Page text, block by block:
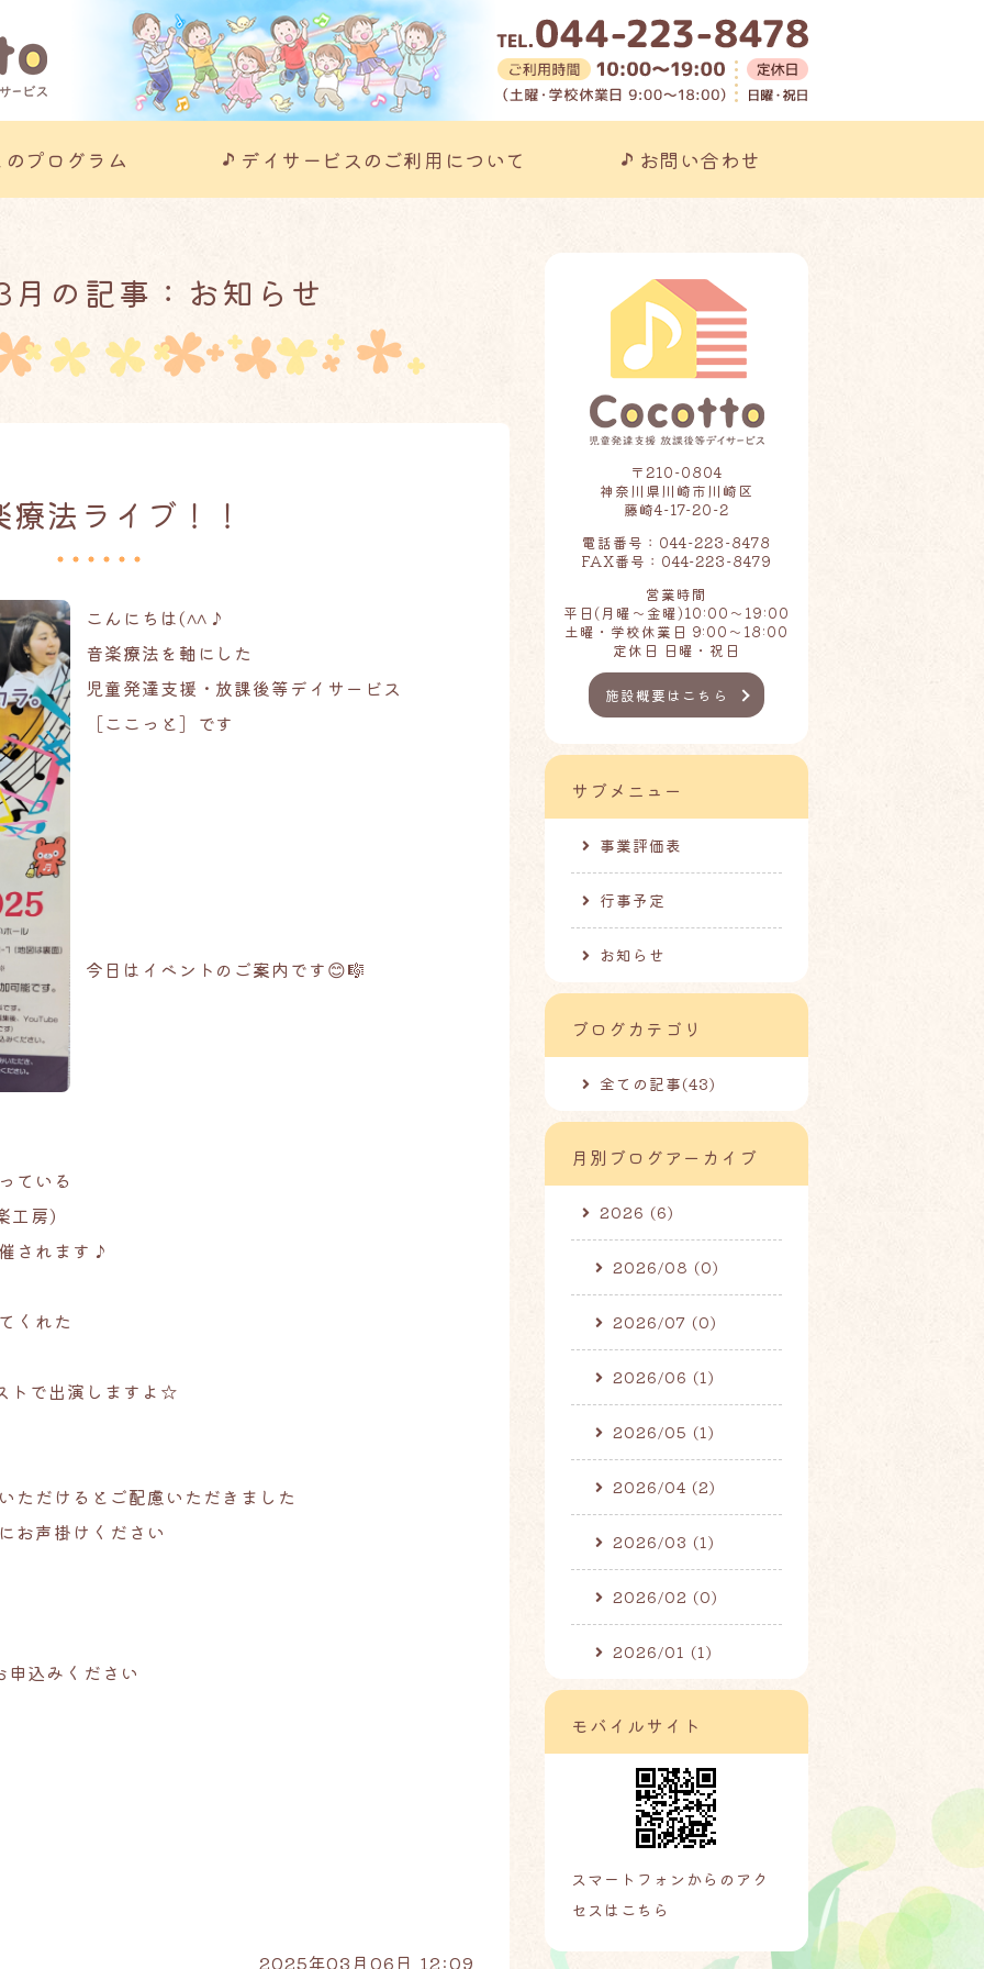
川崎市の児童発達支援事業所｜ここっと｜放課後等デイサービスも
プログラム デイサービスのご利用について お問い合わせ
の記事：お知らせ
療法ライブ！！
こんにちは(^^♪
音楽療法を軸にした
児童発達支援・放課後等デイサービス
［ここっと］です
今日はイベントのご案内です😊🎼
ている
工房)
されます♪
くれた
トで出演しますよ☆
ただけるとご配慮いただきました
お声掛けください
込みください
2025年03月06日 12:09
〒210-0804
神奈川県川崎市川崎区
藤崎4-17-20-2
電話番号：044-223-8478
FAX番号：044-223-8479
営業時間
平日(月曜～金曜)10:00～19:00
土曜・学校休業日 9:00～18:00
定休日 日曜・祝日
施設概要はこちら
サブメニュー
事業評価表
行事予定
お知らせ
ブログカテゴリ
全ての記事(43)
月別ブログアーカイブ
2026 (6)
2026/08 (0)
2026/07 (0)
2026/06 (1)
2026/05 (1)
2026/04 (2)
2026/03 (1)
2026/02 (0)
2026/01 (1)
モバイルサイト
スマートフォンからのアク
セスはこちら